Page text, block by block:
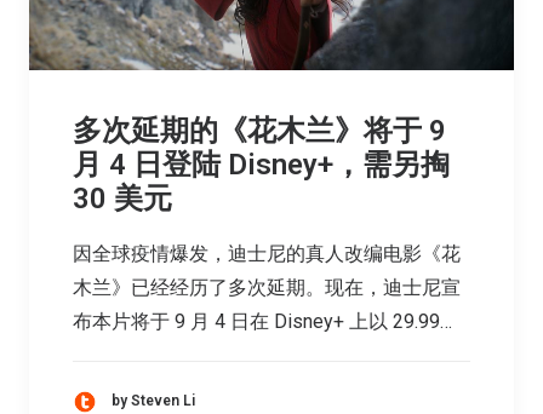
多次延期的《花木兰》将于 9
月 4 日登陆 Disney+，需另掏
30 美元
因全球疫情爆发，迪士尼的真人改编电影《花
木兰》已经经历了多次延期。现在，迪士尼宣
布本片将于 9 月 4 日在 Disney+ 上以 29.99…
by Steven Li